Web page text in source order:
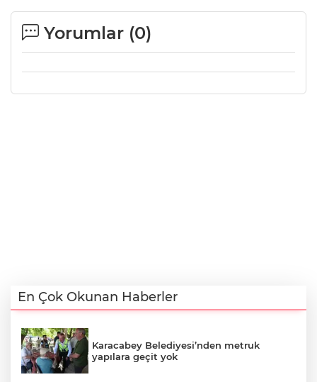
Yorumlar (0)
En Çok Okunan Haberler
Karacabey Belediyesi’nden metruk
yapılara geçit yok